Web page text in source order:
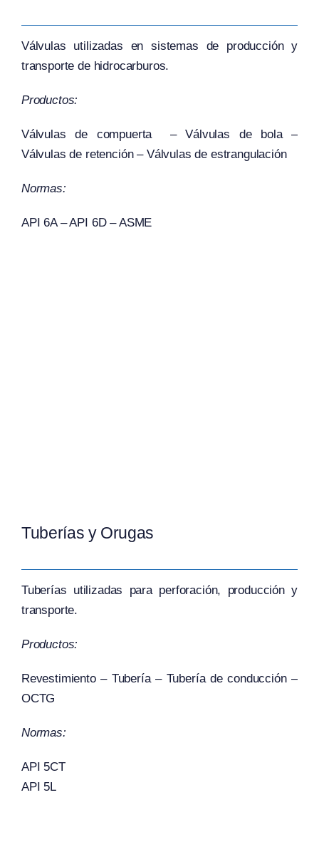
Válvulas utilizadas en sistemas de producción y
transporte de hidrocarburos.
Productos:
Válvulas de compuerta – Válvulas de bola –
Válvulas de retención – Válvulas de estrangulación
Normas:
API 6A – API 6D – ASME
Tuberías y Orugas
Tuberías utilizadas para perforación, producción y
transporte.
Productos:
Revestimiento – Tubería – Tubería de conducción –
OCTG
Normas:
API 5CT
API 5L